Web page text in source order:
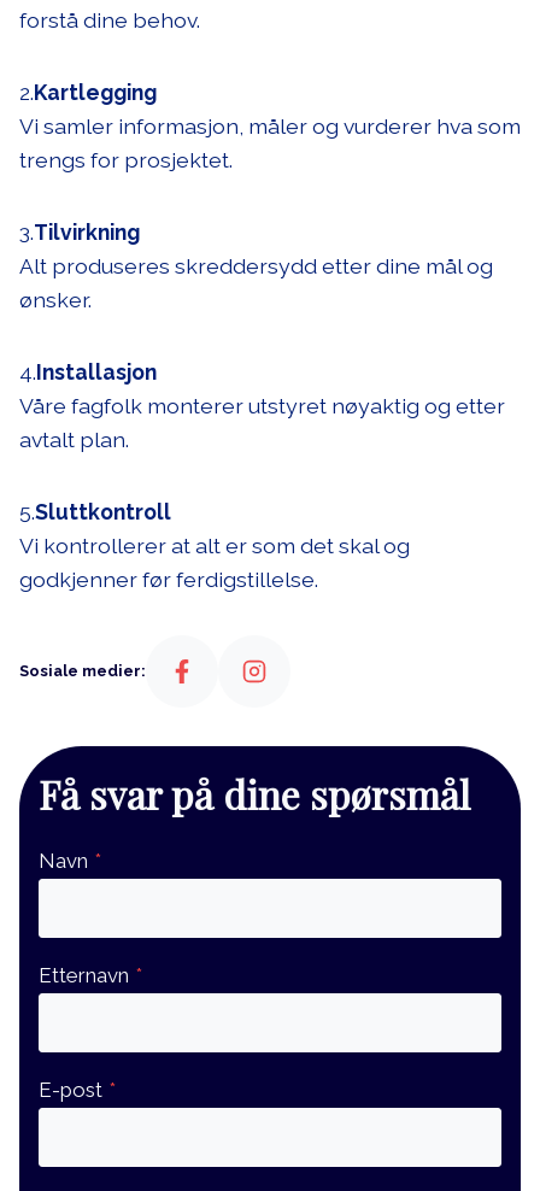
forstå dine behov.
2.Kartlegging
Vi samler informasjon, måler og vurderer hva som
trengs for prosjektet.
3.Tilvirkning
Alt produseres skreddersydd etter dine mål og
ønsker.
4.Installasjon
Våre fagfolk monterer utstyret nøyaktig og etter
avtalt plan.
5.Sluttkontroll
Vi kontrollerer at alt er som det skal og
godkjenner før ferdigstillelse.
Sosiale medier:
Få svar på dine spørsmål
Navn *
Etternavn *
E-post *